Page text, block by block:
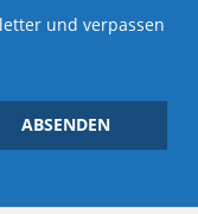
und verpassen
ABSENDEN